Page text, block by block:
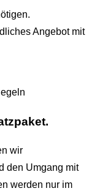
Angebot mit
wir
den Umgang mit
werden nur im